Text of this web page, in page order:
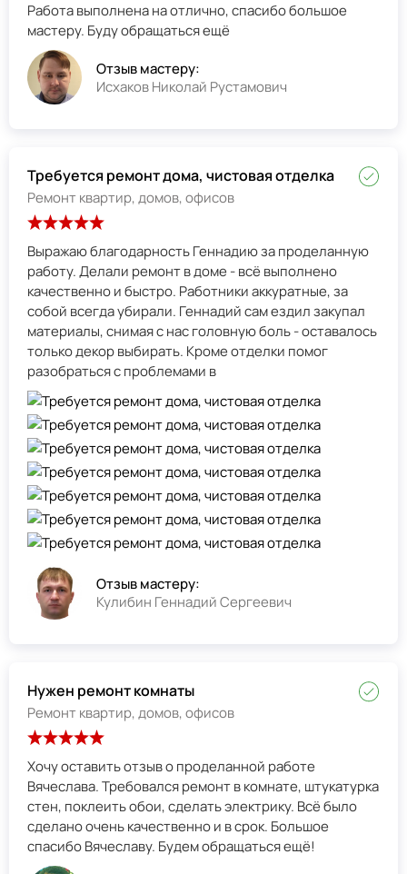
Работа выполнена на отлично, спасибо большое
мастеру. Буду обращаться ещё
Отзыв мастеру:
Исхаков Николай Рустамович
Требуется ремонт дома, чистовая отделка
Ремонт квартир, домов, офисов
Выражаю благодарность Геннадию за проделанную
работу. Делали ремонт в доме - всё выполнено
качественно и быстро. Работники аккуратные, за
собой всегда убирали. Геннадий сам ездил закупал
материалы, снимая с нас головную боль - оставалось
только декор выбирать. Кроме отделки помог
разобраться с проблемами в
Отзыв мастеру:
Кулибин Геннадий Сергеевич
Нужен ремонт комнаты
Ремонт квартир, домов, офисов
Хочу оставить отзыв о проделанной работе
Вячеслава. Требовался ремонт в комнате, штукатурка
стен, поклеить обои, сделать электрику. Всё было
сделано очень качественно и в срок. Большое
спасибо Вячеславу. Будем обращаться ещё!